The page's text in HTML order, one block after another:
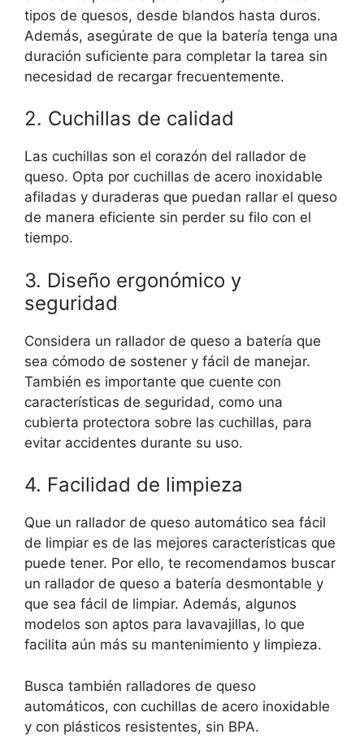
tipos de quesos, desde blandos hasta duros.
Además, asegúrate de que la batería tenga una
duración suficiente para completar la tarea sin
necesidad de recargar frecuentemente.
2. Cuchillas de calidad
Las cuchillas son el corazón del rallador de
queso. Opta por cuchillas de acero inoxidable
afiladas y duraderas que puedan rallar el queso
de manera eficiente sin perder su filo con el
tiempo.
3. Diseño ergonómico y
seguridad
Considera un rallador de queso a batería que
sea cómodo de sostener y fácil de manejar.
También es importante que cuente con
características de seguridad, como una
cubierta protectora sobre las cuchillas, para
evitar accidentes durante su uso.
4. Facilidad de limpieza
Que un rallador de queso automático sea fácil
de limpiar es de las mejores características que
puede tener. Por ello, te recomendamos buscar
un rallador de queso a batería desmontable y
que sea fácil de limpiar. Además, algunos
modelos son aptos para lavavajillas, lo que
facilita aún más su mantenimiento y limpieza.
Busca también ralladores de queso
automáticos, con cuchillas de acero inoxidable
y con plásticos resistentes, sin BPA.